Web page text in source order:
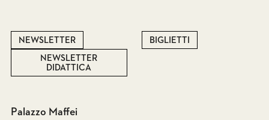
NEWSLETTER
NEWSLETTER
DIDATTICA
BIGLIETTI
Palazzo Maffei